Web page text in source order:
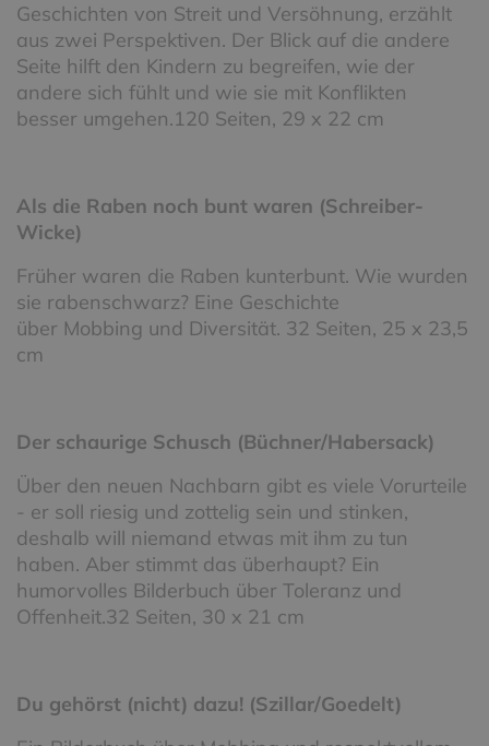
Geschichten von Streit und Versöhnung, erzählt
aus zwei Perspektiven. Der Blick auf die andere
Seite hilft den Kindern zu begreifen, wie der
andere sich fühlt und wie sie mit Konflikten
besser umgehen.120 Seiten, 29 x 22 cm
Als die Raben noch bunt waren (Schreiber-
Wicke)
Früher waren die Raben kunterbunt. Wie wurden
sie rabenschwarz? Eine Geschichte
über Mobbing und Diversität. 32 Seiten, 25 x 23,5
cm
Der schaurige Schusch (Büchner/Habersack)
Über den neuen Nachbarn gibt es viele Vorurteile
- er soll riesig und zottelig sein und stinken,
deshalb will niemand etwas mit ihm zu tun
haben. Aber stimmt das überhaupt? Ein
humorvolles Bilderbuch über Toleranz und
Offenheit.32 Seiten, 30 x 21 cm
Du gehörst (nicht) dazu! (Szillar/Goedelt)